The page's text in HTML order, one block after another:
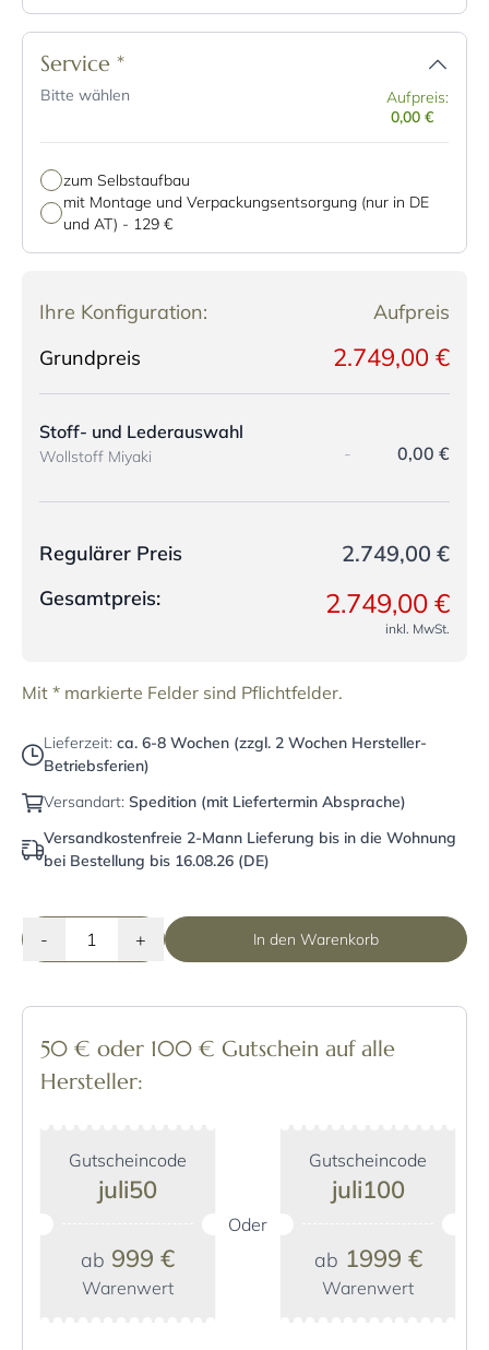
Service *
Bitte wählen
Aufpreis:
0,00 €
zum Selbstaufbau
mit Montage und Verpackungsentsorgung (nur in DE
und AT) - 129 €
Ihre Konfiguration:
Aufpreis
Grundpreis
2.749,00 €
Stoff- und Lederauswahl
Wollstoff Miyaki - 0,00 €
Regulärer Preis 2.749,00 €
Gesamtpreis: 2.749,00 €
inkl. MwSt.
Mit * markierte Felder sind Pflichtfelder.
Lieferzeit: ca. 6-8 Wochen (zzgl. 2 Wochen Hersteller-
Betriebsferien)
Versandart: Spedition (mit Liefertermin Absprache)
Versandkostenfreie 2-Mann Lieferung bis in die Wohnung
bei Bestellung bis 16.08.26 (DE)
- + In den Warenkorb
50 € oder 100 € Gutschein auf alle
Hersteller:
Gutscheincode
juli50
ab 999 €
Warenwert
Oder
Gutscheincode
juli100
ab 1999 €
Warenwert